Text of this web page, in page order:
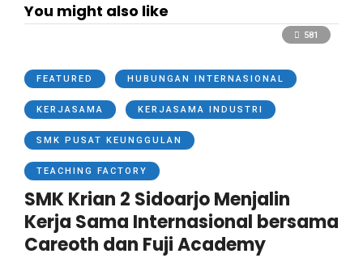
You might also like
581
FEATURED HUBUNGAN INTERNASIONAL
KERJASAMA KERJASAMA INDUSTRI
SMK PUSAT KEUNGGULAN
TEACHING FACTORY
SMK Krian 2 Sidoarjo Menjalin
Kerja Sama Internasional bersama
Careoth dan Fuji Academy